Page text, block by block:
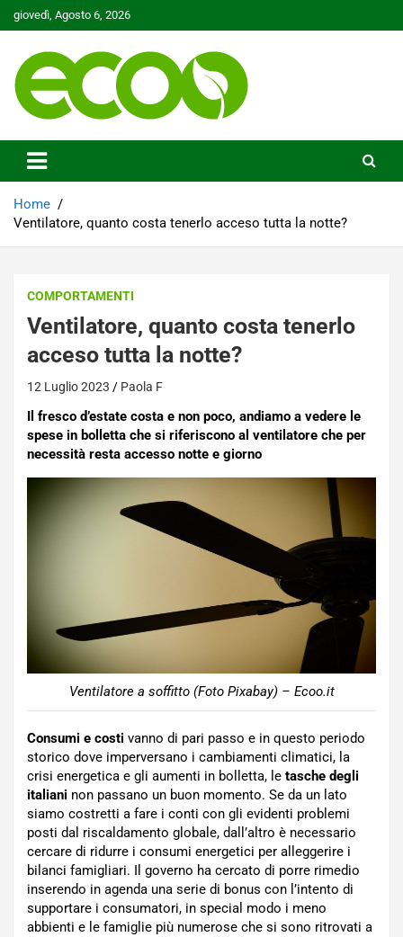
Skip
to
giovedì, Agosto 6, 2026
Ecoo.it
Home
Ventilatore, quanto costa tenerlo acceso tutta la notte?
COMPORTAMENTI
Ventilatore, quanto costa tenerlo
acceso tutta la notte?
12 Luglio 2023 Paola F
Il fresco d’estate costa e non poco, andiamo a vedere le
spese in bolletta che si riferiscono al ventilatore che per
necessità resta accesso notte e giorno
Ventilatore a soffitto (Foto Pixabay) – Ecoo.it
Consumi e costi vanno di pari passo e in questo periodo
storico dove imperversano i cambiamenti climatici, la
crisi energetica e gli aumenti in bolletta, le tasche degli
italiani non passano un buon momento. Se da un lato
siamo costretti a fare i conti con gli evidenti problemi
posti dal riscaldamento globale, dall’altro è necessario
cercare di ridurre i consumi energetici per alleggerire i
bilanci famigliari. Il governo ha cercato di porre rimedio
inserendo in agenda una serie di bonus con l’intento di
supportare i consumatori, in special modo i meno
abbienti e le famiglie più numerose che si sono ritrovati a